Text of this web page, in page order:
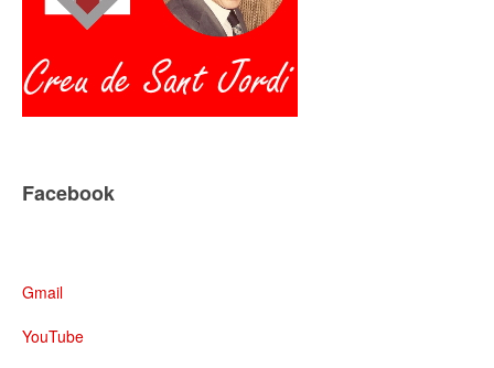
Facebook
Gmail
YouTube